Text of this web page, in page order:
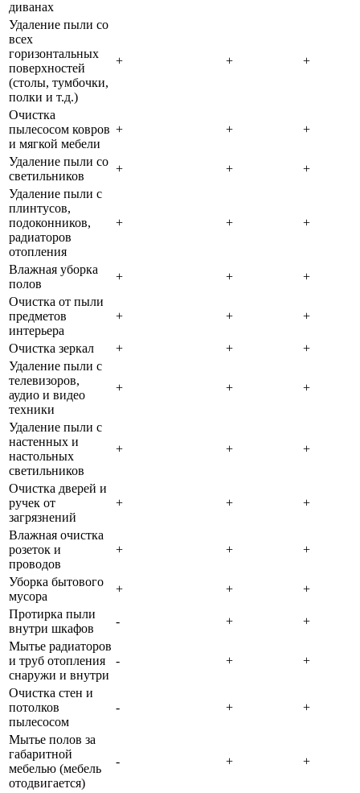
диванах
Удаление пыли со
всех
горизонтальных
поверхностей
(столы, тумбочки,
полки и т.д.)
+ + +
Очистка
пылесосом ковров
и мягкой мебели
+ + +
Удаление пыли со
светильников
+ +
+
Удаление пыли с
плинтусов,
подоконников,
радиаторов
отопления
+ + +
Влажная уборка
полов
+ +
+
Очистка от пыли
предметов
интерьера
+ + +
Очистка зеркал + +
+
Удаление пыли с
телевизоров,
аудио и видео
техники
+ + +
Удаление пыли с
настенных и
настольных
светильников
+ + +
Очистка дверей и
ручек от
загрязнений
+ + +
Влажная очистка
розеток и
проводов
+ + +
Уборка бытового
мусора
+ +
+
Протирка пыли
внутри шкафов
- +
+
Мытье радиаторов
и труб отопления
снаружи и внутри
- + +
Очистка стен и
потолков
пылесосом
- + +
Мытье полов за
габаритной
мебелью (мебель
отодвигается)
- + +